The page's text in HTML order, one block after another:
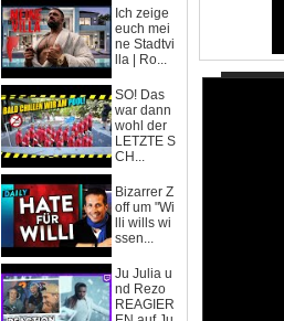
Ich zeige
euch mei
ne Stadtvi
lla | Ro...
SO! Das
war dann
wohl der
LETZTE S
CH...
Bizarrer Z
off um "Wi
lli wills wi
ssen...
Ju Julia u
nd Rezo
REAGIER